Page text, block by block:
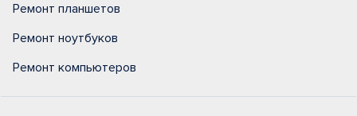
Ремонт планшетов
Ремонт ноутбуков
Ремонт компьютеров